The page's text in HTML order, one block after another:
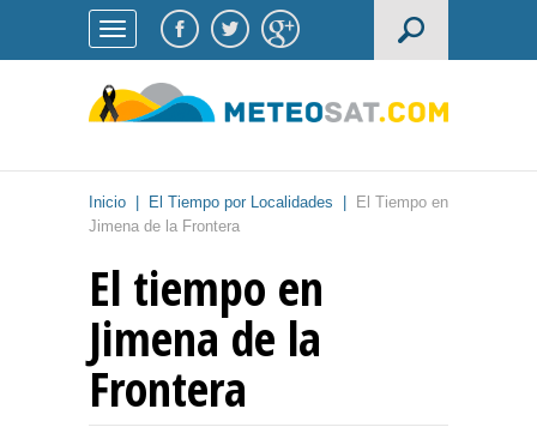
Inicio El Tiempo por Localidades
El Tiempo en
Jimena de la Frontera
El tiempo en
Jimena de la
Frontera